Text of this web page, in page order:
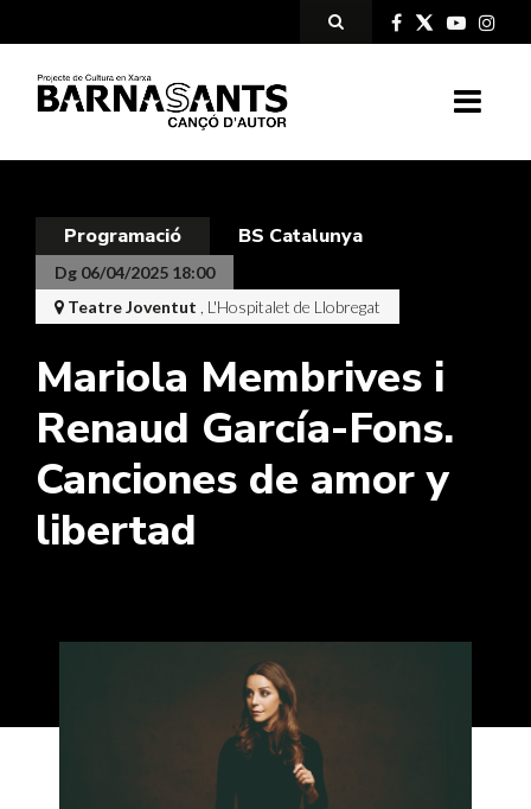
Programació BS Catalunya
Dg 06/04/2025 18:00
Teatre Joventut
, L'Hospitalet de Llobregat
Mariola Membrives i
Renaud García-Fons.
Canciones de amor y
libertad